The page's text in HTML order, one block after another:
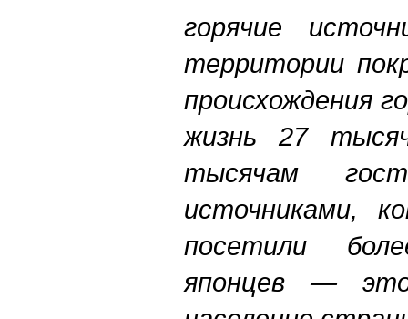
горячие
территории
происхождения
жизнь 27
тысячам
источниками,
посетили
японцев —